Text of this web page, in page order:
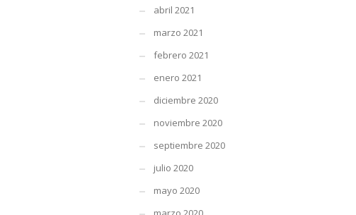
abril 2021
marzo 2021
febrero 2021
enero 2021
diciembre 2020
noviembre 2020
septiembre 2020
julio 2020
mayo 2020